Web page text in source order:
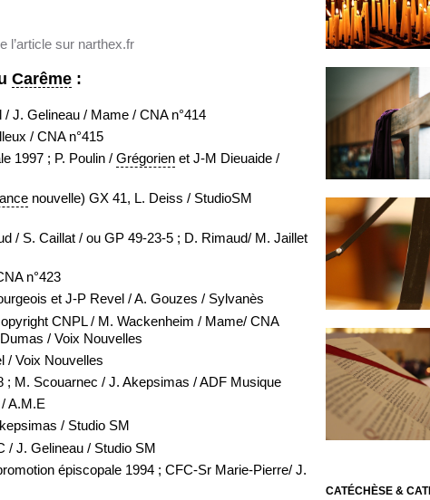
l’article sur narthex.fr
Carême :
J. Gelineau / Mame / CNA n°414
/ CNA n°415
1997 ; P. Poulin / Grégorien et J-M Dieuaide /
nouvelle) GX 41, L. Deiss / StudioSM
/ S. Caillat / ou GP 49-23-5 ; D. Rimaud/ M. Jaillet
n°423
et J-P Revel / A. Gouzes / Sylvanès
CNPL / M. Wackenheim / Mame/ CNA
/ Voix Nouvelles
/ Voix Nouvelles
; M. Scouarnec / J. Akepsimas / ADF Musique
A.M.E
/ Studio SM
/ J. Gelineau / Studio SM
épiscopale 1994 ; CFC-Sr Marie-Pierre/ J.
CATÉCHÈSE &